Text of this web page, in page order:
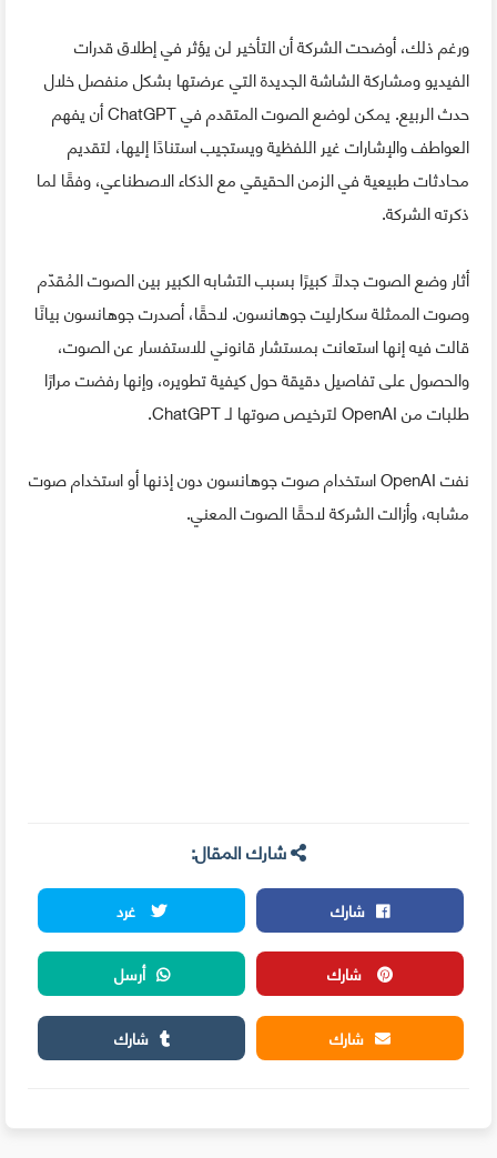
ورغم ذلك، أوضحت الشركة أن التأخير لن يؤثر في إطلاق قدرات
الفيديو ومشاركة الشاشة الجديدة التي عرضتها بشكل منفصل خلال
حدث الربيع. يمكن لوضع الصوت المتقدم في ChatGPT أن يفهم
العواطف والإشارات غير اللفظية ويستجيب استنادًا إليها، لتقديم
محادثات طبيعية في الزمن الحقيقي مع الذكاء الاصطناعي، وفقًا لما
ذكرته الشركة.
أثار وضع الصوت جدلًا كبيرًا بسبب التشابه الكبير بين الصوت المُقدّم
وصوت الممثلة سكارليت جوهانسون. لاحقًا، أصدرت جوهانسون بيانًا
قالت فيه إنها استعانت بمستشار قانوني للاستفسار عن الصوت،
والحصول على تفاصيل دقيقة حول كيفية تطويره، وإنها رفضت مرارًا
طلبات من OpenAI لترخيص صوتها لـ ChatGPT.
نفت OpenAI استخدام صوت جوهانسون دون إذنها أو استخدام صوت
مشابه، وأزالت الشركة لاحقًا الصوت المعني.
شارك المقال:
شارك
غرد
شارك
أرسل
شارك
شارك